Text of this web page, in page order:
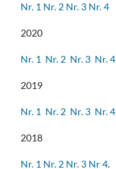
Nr. 1 Nr. 2 Nr. 3 Nr. 4
2020
Nr. 1 Nr. 2 Nr. 3 Nr. 4
2019
Nr. 1 Nr. 2 Nr. 3 Nr. 4
2018
Nr. 1 Nr. 2 Nr. 3 Nr 4.